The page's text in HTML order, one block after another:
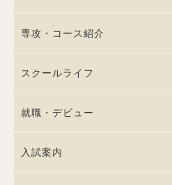
専攻・コース紹介
スクールライフ
就職・デビュー
入試案内